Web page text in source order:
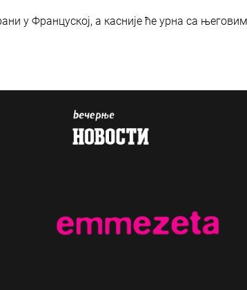
у Француској, а касније ће урна са